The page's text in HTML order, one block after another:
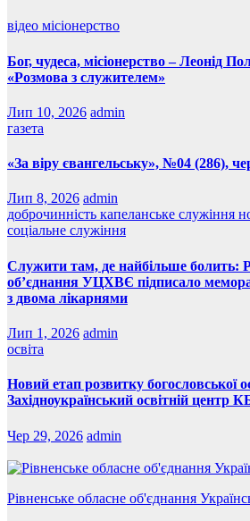
відео місіонерство
Бог, чудеса, місіонерство – Леонід
«Розмова з служителем»
Лип 10, 2026 admin
газета
«За віру євангельську», №04 (286),
Лип 8, 2026 admin
доброчинність капеланське служіння
соціальне служіння
Служити там, де найбільше болить:
об’єднання УЦХВЄ підписало
з двома лікарнями
Лип 1, 2026 admin
освіта
Новий етап розвитку богословської
Західноукраїнський освітній центр
Чер 29, 2026 admin
Рівненське обласне об'єднання